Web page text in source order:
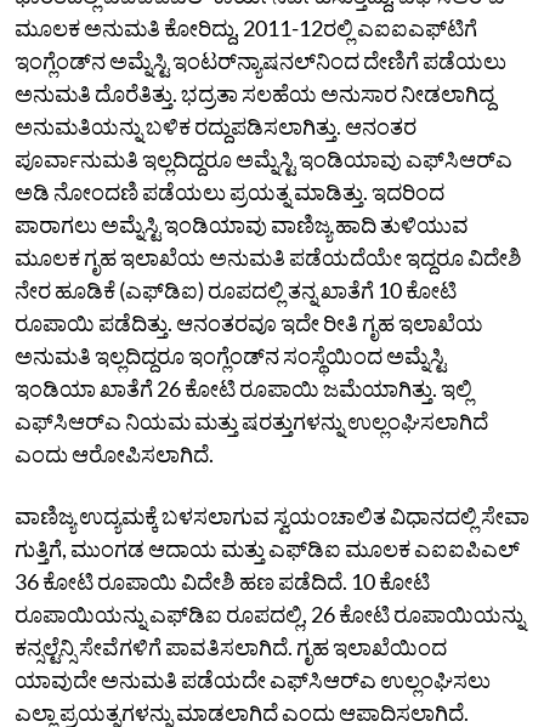
ಮೂಲಕ ಅನುಮತಿ ಕೋರಿದ್ದು, 2011-12ರಲ್ಲಿ ಎಐಐಎಫ್‌ಟಿಗೆ
ಇಂಗ್ಲೆಂಡ್‌ನ ಅಮ್ನೆಸ್ಟಿ ಇಂಟರ್‌ನ್ಯಾಷನಲ್‌ನಿಂದ ದೇಣಿಗೆ ಪಡೆಯಲು
ಅನುಮತಿ ದೊರೆತಿತ್ತು. ಭದ್ರತಾ ಸಲಹೆಯ ಅನುಸಾರ ನೀಡಲಾಗಿದ್ದ
ಅನುಮತಿಯನ್ನು ಬಳಿಕ ರದ್ದುಪಡಿಸಲಾಗಿತ್ತು. ಆನಂತರ
ಪೂರ್ವಾನುಮತಿ ಇಲ್ಲದಿದ್ದರೂ ಅಮ್ನೆಸ್ಟಿ ಇಂಡಿಯಾವು ಎಫ್‌ಸಿಆರ್‌ಎ
ಅಡಿ ನೋಂದಣಿ ಪಡೆಯಲು ಪ್ರಯತ್ನ ಮಾಡಿತ್ತು. ಇದರಿಂದ
ಪಾರಾಗಲು ಅಮ್ನೆಸ್ಟಿ ಇಂಡಿಯಾವು ವಾಣಿಜ್ಯ ಹಾದಿ ತುಳಿಯುವ
ಮೂಲಕ ಗೃಹ ಇಲಾಖೆಯ ಅನುಮತಿ ಪಡೆಯದೆಯೇ ಇದ್ದರೂ ವಿದೇಶಿ
ನೇರ ಹೂಡಿಕೆ (ಎಫ್‌ಡಿಐ) ರೂಪದಲ್ಲಿ ತನ್ನ ಖಾತೆಗೆ 10 ಕೋಟಿ
ರೂಪಾಯಿ ಪಡೆದಿತ್ತು. ಆನಂತರವೂ ಇದೇ ರೀತಿ ಗೃಹ ಇಲಾಖೆಯ
ಅನುಮತಿ ಇಲ್ಲದಿದ್ದರೂ ಇಂಗ್ಲೆಂಡ್‌ನ ಸಂಸ್ಥೆಯಿಂದ ಅಮ್ನೆಸ್ಟಿ
ಇಂಡಿಯಾ ಖಾತೆಗೆ 26 ಕೋಟಿ ರೂಪಾಯಿ ಜಮೆಯಾಗಿತ್ತು. ಇಲ್ಲಿ
ಎಫ್‌ಸಿಆರ್‌ಎ ನಿಯಮ ಮತ್ತು ಷರತ್ತುಗಳನ್ನು ಉಲ್ಲಂಘಿಸಲಾಗಿದೆ
ಎಂದು ಆರೋಪಿಸಲಾಗಿದೆ.
ವಾಣಿಜ್ಯ ಉದ್ಯಮಕ್ಕೆ ಬಳಸಲಾಗುವ ಸ್ವಯಂಚಾಲಿತ ವಿಧಾನದಲ್ಲಿ ಸೇವಾ
ಗುತ್ತಿಗೆ, ಮುಂಗಡ ಆದಾಯ ಮತ್ತು ಎಫ್‌ಡಿಐ ಮೂಲಕ ಎಐಐಪಿಎಲ್‌
36 ಕೋಟಿ ರೂಪಾಯಿ ವಿದೇಶಿ ಹಣ ಪಡೆದಿದೆ. 10 ಕೋಟಿ
ರೂಪಾಯಿಯನ್ನು ಎಫ್‌ಡಿಐ ರೂಪದಲ್ಲಿ, 26 ಕೋಟಿ ರೂಪಾಯಿಯನ್ನು
ಕನ್ಸಲ್ಟೆನ್ಸಿ ಸೇವೆಗಳಿಗೆ ಪಾವತಿಸಲಾಗಿದೆ. ಗೃಹ ಇಲಾಖೆಯಿಂದ
ಯಾವುದೇ ಅನುಮತಿ ಪಡೆಯದೇ ಎಫ್‌ಸಿಆರ್‌ಎ ಉಲ್ಲಂಘಿಸಲು
ಎಲ್ಲಾ ಪ್ರಯತ್ನಗಳನ್ನು ಮಾಡಲಾಗಿದೆ ಎಂದು ಆಪಾದಿಸಲಾಗಿದೆ.